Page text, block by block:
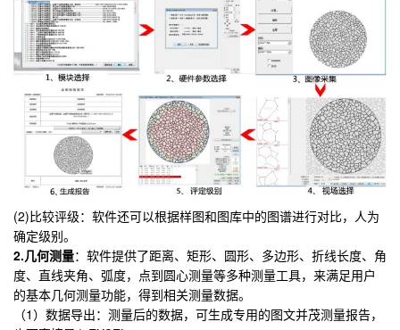
(2)比较评级：软件还可以根据样图和图库中的图谱进行对比，人为
确定级别。
2.几何测量：软件提供了距离、矩形、圆形、多边形、折线长度、角
度、直线夹角、弧度，点到圆心测量等多种测量工具，来满足用户
的基本几何测量功能，得到相关测量数据。
（1）数据导出：测量后的数据，可生成专用的图文并茂测量报告，